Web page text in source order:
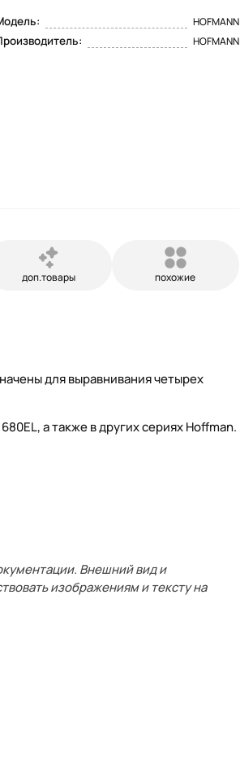
HOFMANN
HOFMANN
доп.товары похожие
для выравнивания четырех
а также в других сериях Hoffman.
Внешний вид и
изображениям и тексту на